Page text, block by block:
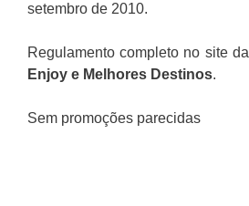
setembro de 2010.
Regulamento completo no site da
Enjoy e Melhores Destinos.
Sem promoções parecidas